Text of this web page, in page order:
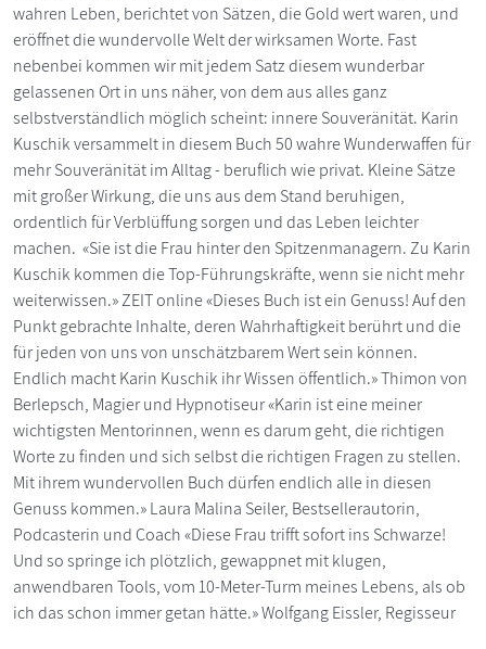
wahren Leben, berichtet von Sätzen, die Gold wert waren, und
eröffnet die wundervolle Welt der wirksamen Worte. Fast
nebenbei kommen wir mit jedem Satz diesem wunderbar
gelassenen Ort in uns näher, von dem aus alles ganz
selbstverständlich möglich scheint: innere Souveränität. Karin
Kuschik versammelt in diesem Buch 50 wahre Wunderwaffen für
mehr Souveränität im Alltag - beruflich wie privat. Kleine Sätze
mit großer Wirkung, die uns aus dem Stand beruhigen,
ordentlich für Verblüffung sorgen und das Leben leichter
machen. «Sie ist die Frau hinter den Spitzenmanagern. Zu Karin
Kuschik kommen die Top-Führungskräfte, wenn sie nicht mehr
weiterwissen.» ZEIT online «Dieses Buch ist ein Genuss! Auf den
Punkt gebrachte Inhalte, deren Wahrhaftigkeit berührt und die
für jeden von uns von unschätzbarem Wert sein können.
Endlich macht Karin Kuschik ihr Wissen öffentlich.» Thimon von
Berlepsch, Magier und Hypnotiseur «Karin ist eine meiner
wichtigsten Mentorinnen, wenn es darum geht, die richtigen
Worte zu finden und sich selbst die richtigen Fragen zu stellen.
Mit ihrem wundervollen Buch dürfen endlich alle in diesen
Genuss kommen.» Laura Malina Seiler, Bestsellerautorin,
Podcasterin und Coach «Diese Frau trifft sofort ins Schwarze!
Und so springe ich plötzlich, gewappnet mit klugen,
anwendbaren Tools, vom 10-Meter-Turm meines Lebens, als ob
ich das schon immer getan hätte.» Wolfgang Eissler, Regisseur